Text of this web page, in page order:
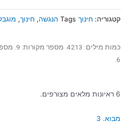
קטגוריה: חינוך Tags הנגשה, חינוך,
כמות
6.
6 ראיונות מלאים מצורפים.
מבוא. 3